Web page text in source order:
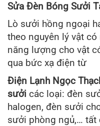
Sửa Đèn Bóng Sưởi
Lò sưởi hồng ngoại
theo nguyên lý vật
năng lượng cho vật
qua bức xạ điện từ
Điện Lạnh Ngọc
sưởi các loại: đèn
halogen, đèn sưởi
sưởi phòng ngủ,… tất